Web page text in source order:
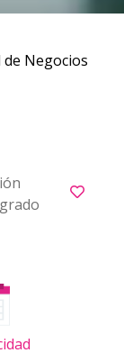
Negocios